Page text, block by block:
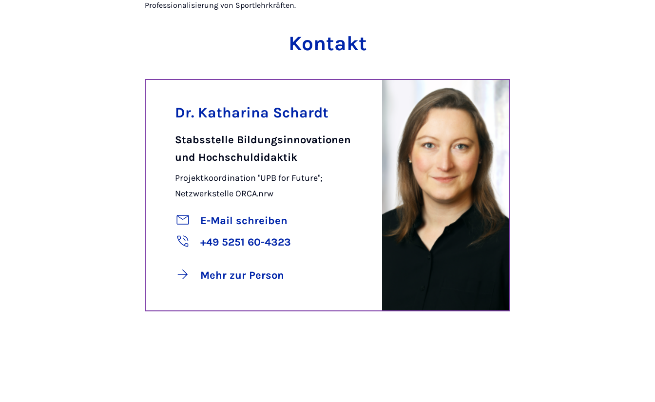
Professionalisierung von Sportlehrkräften.
Kontakt
Dr. Katharina Schardt
Stabsstelle Bildungsinnovationen
und Hochschuldidaktik
Projektkoordination "UPB for Future";
Netzwerkstelle ORCA.nrw
E-Mail schreiben
+49 5251 60-4323
Mehr zur Person